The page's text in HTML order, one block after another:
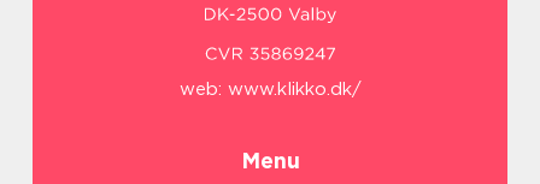
web: www.klikko.dk/
Menu